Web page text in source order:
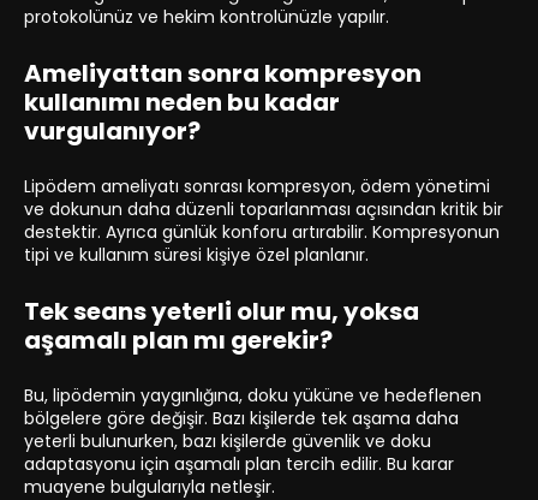
protokolünüz ve hekim kontrolünüzle yapılır.
Ameliyattan sonra kompresyon
kullanımı neden bu kadar
vurgulanıyor?
Lipödem ameliyatı sonrası kompresyon, ödem yönetimi
ve dokunun daha düzenli toparlanması açısından kritik bir
destektir. Ayrıca günlük konforu artırabilir. Kompresyonun
tipi ve kullanım süresi kişiye özel planlanır.
Tek seans yeterli olur mu, yoksa
aşamalı plan mı gerekir?
Bu, lipödemin yaygınlığına, doku yüküne ve hedeflenen
bölgelere göre değişir. Bazı kişilerde tek aşama daha
yeterli bulunurken, bazı kişilerde güvenlik ve doku
adaptasyonu için aşamalı plan tercih edilir. Bu karar
muayene bulgularıyla netleşir.